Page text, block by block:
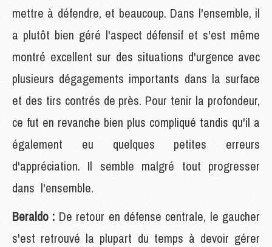
mettre à défendre, et beaucoup. Dans l'ensemble, il
a plutôt bien géré l'aspect défensif et s'est même
montré excellent sur des situations d'urgence avec
plusieurs dégagements importants dans la surface
et des tirs contrés de près. Pour tenir la profondeur,
ce fut en revanche bien plus compliqué tandis qu'il a
également eu quelques petites erreurs
d'appréciation. Il semble malgré tout progresser
dans l'ensemble.
Beraldo : De retour en défense centrale, le gaucher
s'est retrouvé la plupart du temps à devoir gérer